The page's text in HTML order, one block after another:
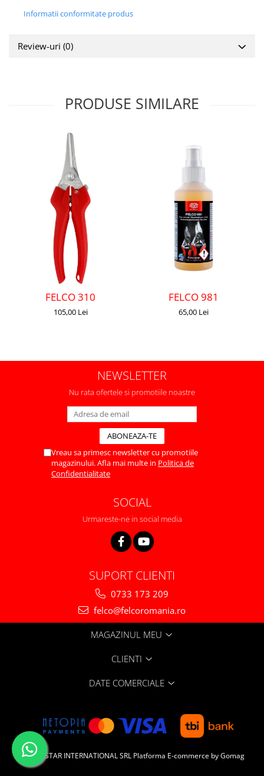
Informatii conformitate produs
Review-uri (0)
PRODUSE SIMILARE
FELCO 310
105,00 Lei
FELCO 981
65,00 Lei
NEWSLETTER
Nu rata ofertele si promotiile noastre
Vreau sa primesc newsletter cu promotiile
magazinului. Afla mai multe in Politica de
Confidentialitate
SOCIAL
Urmareste-ne in social media
SUPORT CLIENTI
0733 173 209
felco@felcoromania.ro
MAGAZINUL MEU
CLIENTI
DATE COMERCIALE
DIALEX STAR INTERNATIONAL SRL Platforma E-commerce by Gomag